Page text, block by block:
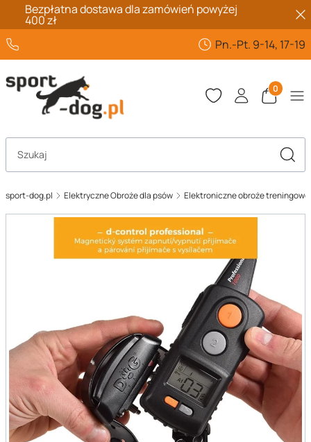
Bezpłatna dostawa dla zamówień powyżej
400 zł
Pn.-Pt. 9-14, 17-19
Produkty
Otwórz wyszukiwarkę
sport-dog.pl Elektryczne Obroże dla psów Elektroniczne obroże